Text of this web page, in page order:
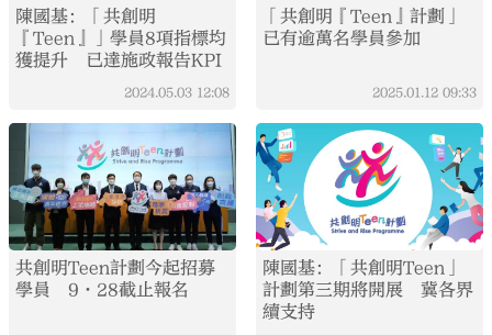
陳國基：「共創明
『Teen』」學員8項指標均
獲提升 已達施政報告KPI
2024.05.03 12:08
「共創明『Teen』計劃」
已有逾萬名學員參加
2025.01.12 09:33
共創明Teen計劃今起招募
學員 9·28截止報名
陳國基：「共創明Teen」
計劃第三期將開展 冀各界
續支持